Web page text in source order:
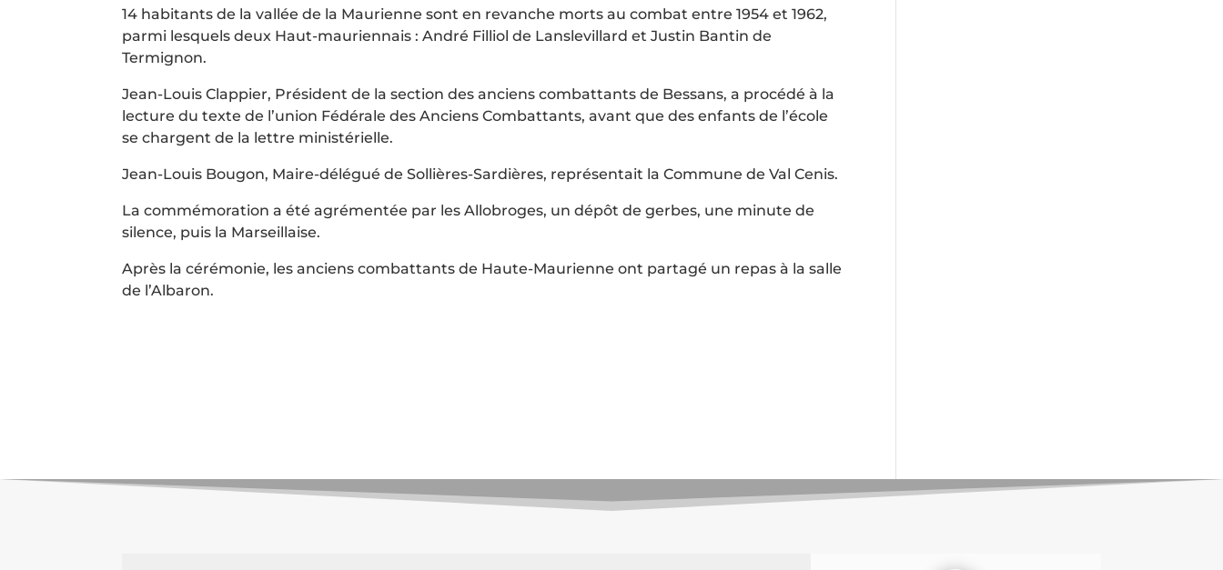
14 habitants de la vallée de la Maurienne sont en revanche morts au combat entre 1954 et 1962,
parmi lesquels deux Haut-mauriennais : André Filliol de Lanslevillard et Justin Bantin de
Termignon.
Jean-Louis Clappier, Président de la section des anciens combattants de Bessans, a procédé à la
lecture du texte de l’union Fédérale des Anciens Combattants, avant que des enfants de l’école
se chargent de la lettre ministérielle.
Jean-Louis Bougon, Maire-délégué de Sollières-Sardières, représentait la Commune de Val Cenis.
La commémoration a été agrémentée par les Allobroges, un dépôt de gerbes, une minute de
silence, puis la Marseillaise.
Après la cérémonie, les anciens combattants de Haute-Maurienne ont partagé un repas à la salle
de l’Albaron.